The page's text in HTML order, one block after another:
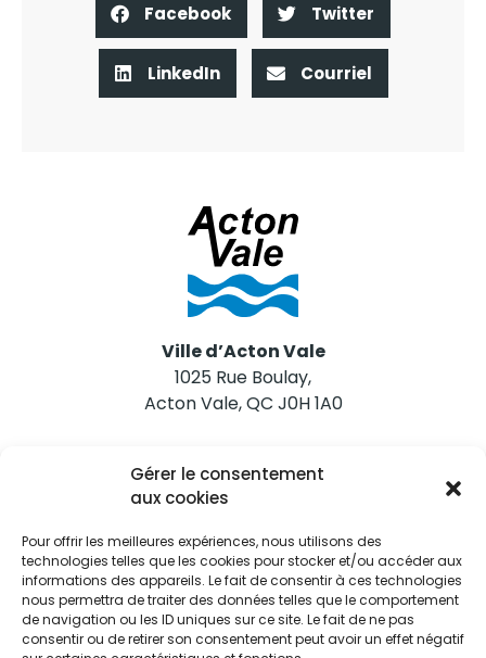
Gérer le consentement
aux cookies
Pour offrir les meilleures expériences, nous utilisons des
technologies telles que les cookies pour stocker et/ou accéder aux
informations des appareils. Le fait de consentir à ces technologies
nous permettra de traiter des données telles que le comportement
de navigation ou les ID uniques sur ce site. Le fait de ne pas
consentir ou de retirer son consentement peut avoir un effet négatif
Facebook Twitter
LinkedIn Courriel
Ville d’Acton Vale
1025 Rue Boulay,
Acton Vale, QC J0H 1A0
Nous joindre
Tél. 450 546-2703
Restez informés